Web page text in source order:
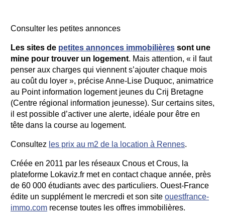
Consulter les petites annonces
Les sites de petites annonces immobilières sont une
mine pour trouver un logement. Mais attention, « il faut
penser aux charges qui viennent s’ajouter chaque mois
au coût du loyer », précise Anne-Lise Duquoc, animatrice
au Point information logement jeunes du Crij Bretagne
(Centre régional information jeunesse). Sur certains sites,
il est possible d’activer une alerte, idéale pour être en
tête dans la course au logement.
Consultez les prix au m2 de la location à Rennes.
Créée en 2011 par les réseaux Cnous et Crous, la
plateforme Lokaviz.fr met en contact chaque année, près
de 60 000 étudiants avec des particuliers. Ouest-France
édite un supplément le mercredi et son site ouestfrance-
immo.com recense toutes les offres immobilières.